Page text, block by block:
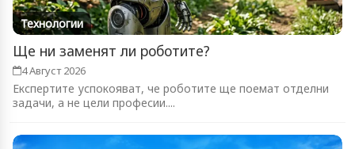
Технологии
Ще ни заменят ли роботите?
4 Август 2026
Експертите успокояват, че роботите ще поемат отделни
задачи, а не цели професии....